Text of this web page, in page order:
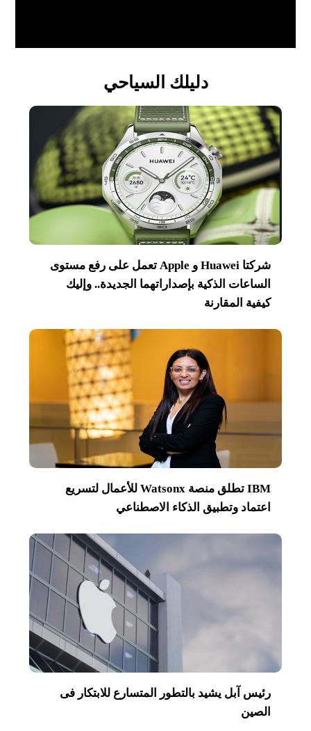
دليلك السياحي
شركتا Huawei و Apple تعمل على رفع مستوى
الساعات الذكية بإصداراتهما الجديدة.. وإليك
كيفية المقارنة
IBM تطلق منصة Watsonx للأعمال لتسريع
اعتماد وتطبيق الذكاء الاصطناعي
رئيس آبل يشيد بالتطور المتسارع للابتكار فى
الصين